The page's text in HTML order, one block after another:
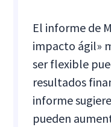
El informe de
impacto ágil»
ser flexible
resultados
informe
pueden